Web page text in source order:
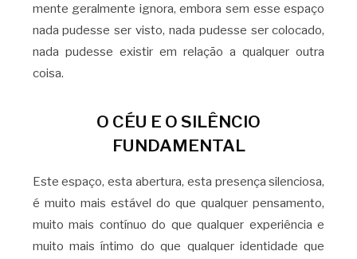
mente geralmente ignora, embora sem esse espaço
nada pudesse ser visto, nada pudesse ser colocado,
nada pudesse existir em relação a qualquer outra
coisa.
O CÉU E O SILÊNCIO
FUNDAMENTAL
Este espaço, esta abertura, esta presença silenciosa,
é muito mais estável do que qualquer pensamento,
muito mais contínuo do que qualquer experiência e
muito mais íntimo do que qualquer identidade que